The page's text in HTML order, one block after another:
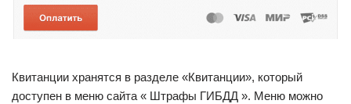
Квитанции хранятся в разделе «Квитанции», который
доступен в меню сайта « Штрафы ГИБДД ». Меню можно